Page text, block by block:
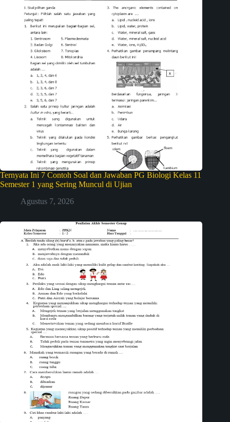
Ternyata Ini 7 Contoh Soal dan Jawaban PG Biologi Kelas 11
Semester 1 yang Sering Muncul di Ujian
Agustus 7, 2026